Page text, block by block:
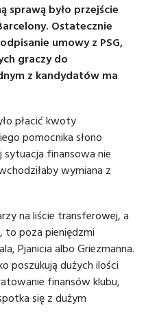
sprawą było przejście
Ostatecznie
umowy z PSG,
graczy do
z kandydatów ma
płacić kwoty
pomocnika słono
sytuacja finansowa nie
wymiana z
na liście transferowej, a
to poza pieniędzmi
Pjanicia albo Griezmanna.
poszukują dużych ilości
finansów klubu,
się z dużym